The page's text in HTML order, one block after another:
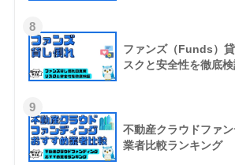
8
ファンズ（Funds）
スクと安全性を徹底
9
不動産クラウドファ
業者比較ランキング